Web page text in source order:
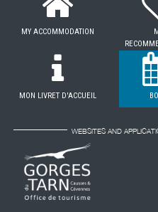
MY ACCOMMODATION
MON LIVRET D'ACCUEIL
WEBSITES AND